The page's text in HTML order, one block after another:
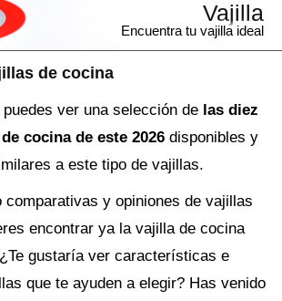
de cocina
Vajilla
Encuentra tu vajilla ideal
ver una selección de las diez
cocina de este 2026 disponibles y
a este tipo de vajillas.
comparativas y opiniones de vajillas
encontrar ya la vajillade cocina
gustaría ver características e
que te ayuden a elegir? Has venido